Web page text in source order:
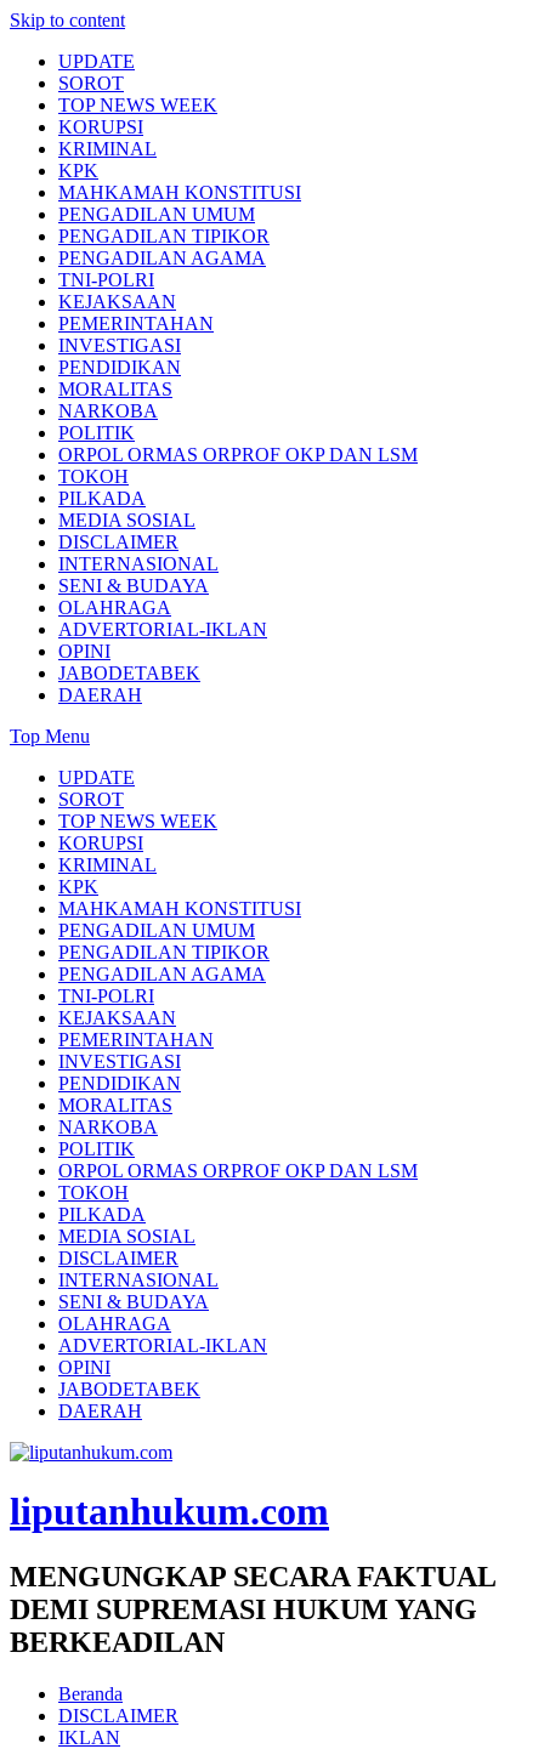
Skip to content
UPDATE
SOROT
TOP NEWS WEEK
KORUPSI
KRIMINAL
KPK
MAHKAMAH KONSTITUSI
PENGADILAN UMUM
PENGADILAN TIPIKOR
PENGADILAN AGAMA
TNI-POLRI
KEJAKSAAN
PEMERINTAHAN
INVESTIGASI
PENDIDIKAN
MORALITAS
NARKOBA
POLITIK
ORPOL ORMAS ORPROF OKP DAN LSM
TOKOH
PILKADA
MEDIA SOSIAL
DISCLAIMER
INTERNASIONAL
SENI & BUDAYA
OLAHRAGA
ADVERTORIAL-IKLAN
OPINI
JABODETABEK
DAERAH
Top Menu
UPDATE
SOROT
TOP NEWS WEEK
KORUPSI
KRIMINAL
KPK
MAHKAMAH KONSTITUSI
PENGADILAN UMUM
PENGADILAN TIPIKOR
PENGADILAN AGAMA
TNI-POLRI
KEJAKSAAN
PEMERINTAHAN
INVESTIGASI
PENDIDIKAN
MORALITAS
NARKOBA
POLITIK
ORPOL ORMAS ORPROF OKP DAN LSM
TOKOH
PILKADA
MEDIA SOSIAL
DISCLAIMER
INTERNASIONAL
SENI & BUDAYA
OLAHRAGA
ADVERTORIAL-IKLAN
OPINI
JABODETABEK
DAERAH
liputanhukum.com
MENGUNGKAP SECARA FAKTUAL
DEMI SUPREMASI HUKUM YANG
BERKEADILAN
Beranda
DISCLAIMER
IKLAN